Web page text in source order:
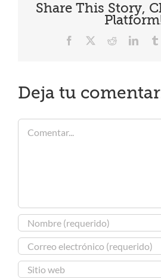
Share This Story,
Facebook Reddit
Deja tu
Comentar